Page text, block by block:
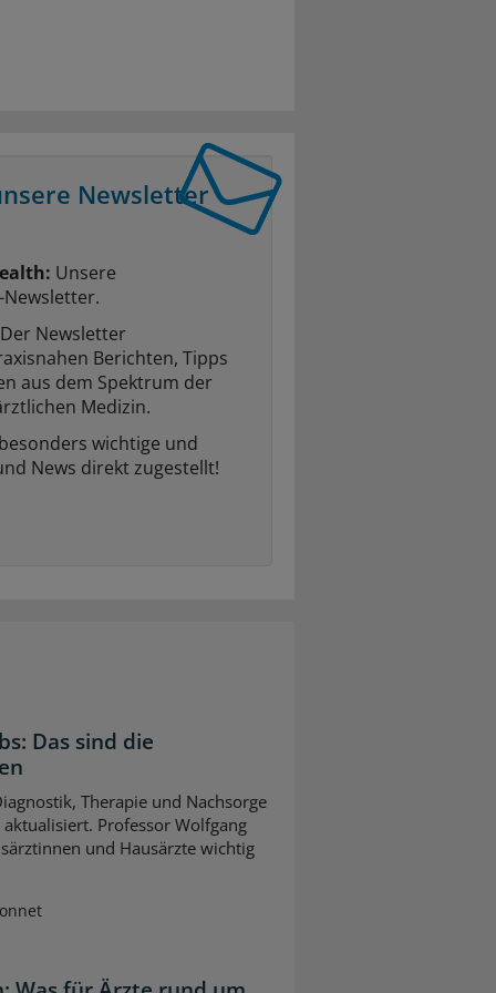
Newsletter
Unsere
Newsletter
Berichten, Tipps
aus dem Spektrum der
Medizin.
wichtige und
News direkt zugestellt!
Das sind die
Therapie und Nachsorge
Professor Wolfgang
und Hausärzte wichtig